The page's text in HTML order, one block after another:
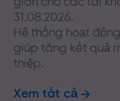
31.08.2026.
Hệ thống hoạt
giúp tăng kết quả
thiệp.
Xem tất cả